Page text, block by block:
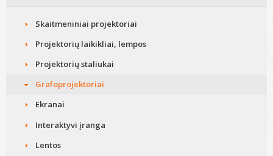
Skaitmeniniai projektoriai
Projektorių laikikliai, lempos
Projektorių staliukai
Grafoprojektoriai
Ekranai
Interaktyvi įranga
Lentos